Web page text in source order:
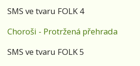
SMS ve tvaru FOLK 4
Choroši - Protržená přehrada
SMS ve tvaru FOLK 5